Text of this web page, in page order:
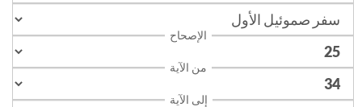
الإصحاح
من الآية
إلى الآية